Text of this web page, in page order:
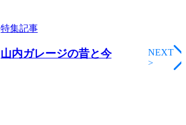
特集記事
山内ガレージの昔と今
NEXT
>